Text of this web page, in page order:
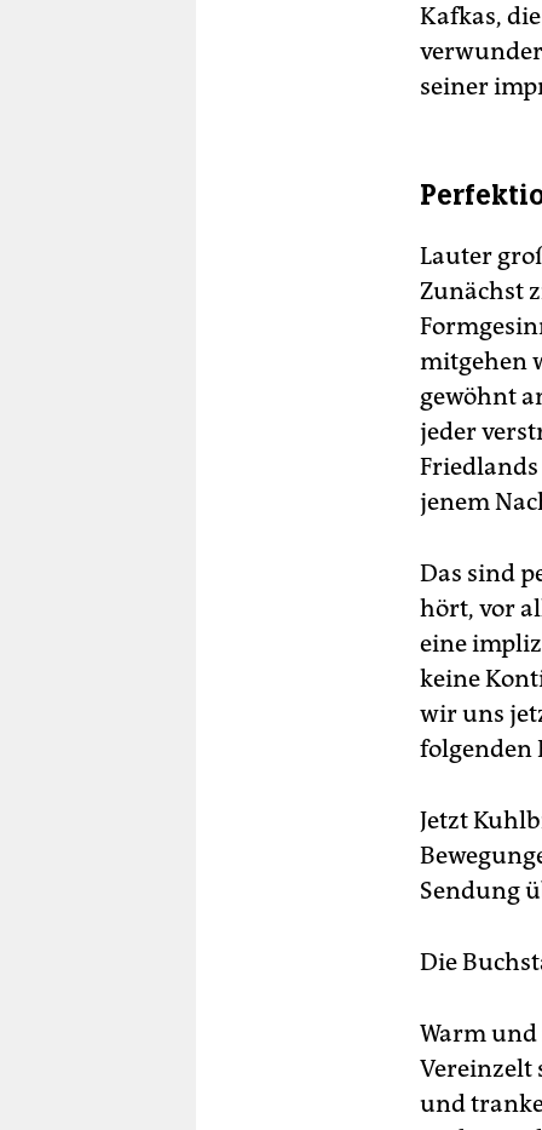
Kafkas,
seiner
Lauter
Zunächst
mitgehen
gewöhnt
jeder
Friedlands
jenem
Das sind
hört, vor
eine
keine
wir uns
folgenden
Jetzt
Sendung
Die
Warm
Vereinzelt
und